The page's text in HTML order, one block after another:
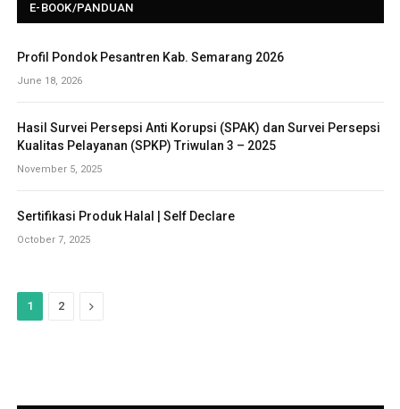
E-BOOK/PANDUAN
Profil Pondok Pesantren Kab. Semarang 2026
June 18, 2026
Hasil Survei Persepsi Anti Korupsi (SPAK) dan Survei Persepsi
Kualitas Pelayanan (SPKP) Triwulan 3 – 2025
November 5, 2025
Sertifikasi Produk Halal | Self Declare
October 7, 2025
1 2
N